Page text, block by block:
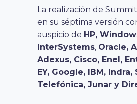
La realización de
en su séptima versión
auspicio de HP,
InterSystems, Oracle,
Adexus, Cisco, Enel,
EY, Google, IBM, Indra,
Telefónica, Junar y